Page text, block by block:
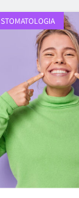
STOMATOLOGIA